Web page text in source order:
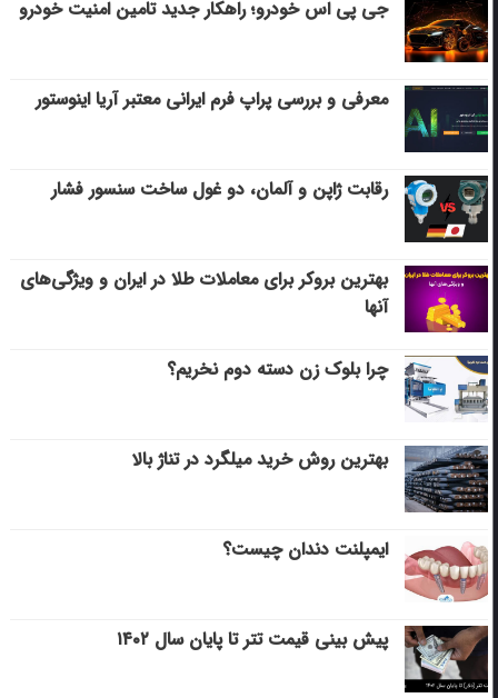
جی پی اس خودرو؛ راهکار جدید تامین امنیت خودرو
معرفی و بررسی پراپ فرم ایرانی معتبر آریا اینوستور
رقابت ژاپن و آلمان، دو غول ساخت سنسور فشار
بهترین بروکر برای معاملات طلا در ایران و ویژگی‌های
آنها
چرا بلوک زن دسته دوم نخریم؟
بهترین روش خرید میلگرد در تناژ بالا
ایمپلنت دندان چیست؟
پیش بینی قیمت تتر تا پایان سال ۱۴۰۲